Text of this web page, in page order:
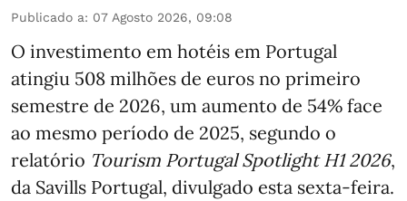
Publicado a: 07 Agosto 2026, 09:08
O investimento em hotéis em Portugal
atingiu 508 milhões de euros no primeiro
semestre de 2026, um aumento de 54% face
ao mesmo período de 2025, segundo o
relatório Tourism Portugal Spotlight H1 2026,
da Savills Portugal, divulgado esta sexta-feira.